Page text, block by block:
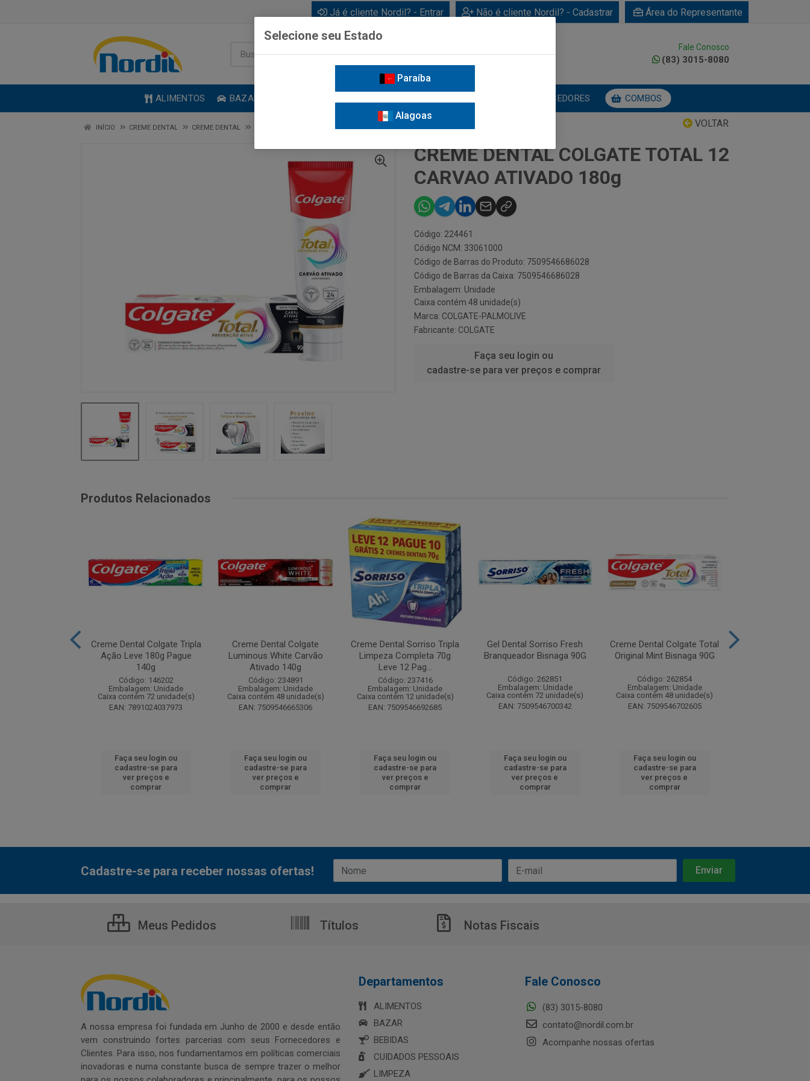
Já é cliente Nordil? - Entrar Não é cliente Nordil? - Cadastrar Área do Representante
Fale Conosco
(83) 3015-8080
ALIMENTOS BAZAR FORNECEDORES COMBOS
VOLTAR
INÍCIO CREME DENTAL CREME DENTAL CREME DENTAL COLGATE TOTAL 12 CARVAO ATIVADO 180G
CREME DENTAL COLGATE TOTAL 12
CARVAO ATIVADO 180g
Código: 224461
Código NCM: 33061000
Código de Barras do Produto: 7509546686028
Código de Barras da Caixa: 7509546686028
Embalagem: Unidade
Caixa contém 48 unidade(s)
Marca: COLGATE-PALMOLIVE
Fabricante: COLGATE
Faça seu login ou
cadastre-se para ver preços e comprar
Produtos Relacionados
Colgate Tripla
Creme Dental Colgate Tripla
Ação Leve 180g Pague
140g
Código: 146202
Embalagem: Unidade
Caixa contém 72 unidade(s)
EAN: 7891024037973
Faça seu login ou
cadastre-se para
ver preços e
comprar
Creme Dental Colgate
Luminous White Carvão
Ativado 140g
Código: 234891
Embalagem: Unidade
Caixa contém 48 unidade(s)
EAN: 7509546665306
Faça seu login ou
cadastre-se para
ver preços e
comprar
Creme Dental Sorriso Tripla
Limpeza Completa 70g
Leve 12 Pag...
Código: 237416
Embalagem: Unidade
Caixa contém 12 unidade(s)
EAN: 7509546692685
Faça seu login ou
cadastre-se para
ver preços e
comprar
Gel Dental Sorriso Fresh
Branqueador Bisnaga 90G
Código: 262851
Embalagem: Unidade
Caixa contém 72 unidade(s)
EAN: 7509546700342
Faça seu login ou
cadastre-se para
ver preços e
comprar
Creme Dental Colgate Total
Original Mint Bisnaga 90G
Código: 262854
Embalagem: Unidade
Caixa contém 48 unidade(s)
EAN: 7509546702605
Faça seu login ou
cadastre-se para
ver preços e
comprar
Cadastre-se para receber nossas ofertas!
Meus Pedidos Títulos Notas Fiscais
A nossa empresa foi fundada em Junho de 2000 e desde então
vem construindo fortes parcerias com seus Fornecedores e
Clientes. Para isso, nos fundamentamos em políticas comerciais
inovadoras e numa constante busca de sempre trazer o melhor
Departamentos
ALIMENTOS
BAZAR
BEBIDAS
CUIDADOS PESSOAIS
LIMPEZA
Fale Conosco
(83) 3015-8080
contato@nordil.com.br
Acompanhe nossas ofertas
Selecione seu Estado
Paraíba
Alagoas